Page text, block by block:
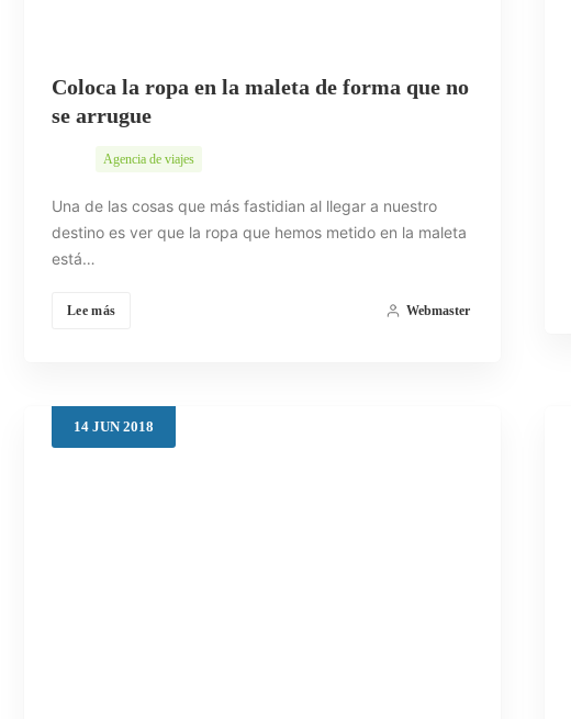
Coloca la ropa en la maleta de forma que no
se arrugue
Agencia de viajes
Una de las cosas que más fastidian al llegar a nuestro
destino es ver que la ropa que hemos metido en la maleta
está…
Lee más Webmaster
14 JUN 2018